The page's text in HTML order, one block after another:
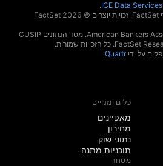
ICE Data Services
.
בחר נתוני ייחוס המסופקים על ידי FactSet. זכויות יוצרים © 2026 ‏FactSet
זכויות יוצרים © 2026, ‏American Bankers Association. מסד הנתונים CUSIP
Quartr
.
כלים ומנויים
מאפיינים
מחירון
נתוני שוק
תוכניות מתנה
מסחר